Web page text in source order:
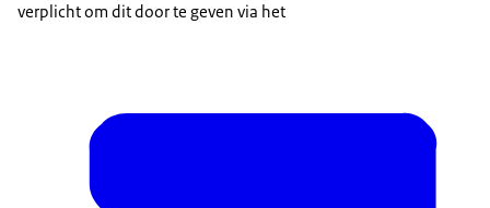
verplicht om dit door te geven via het